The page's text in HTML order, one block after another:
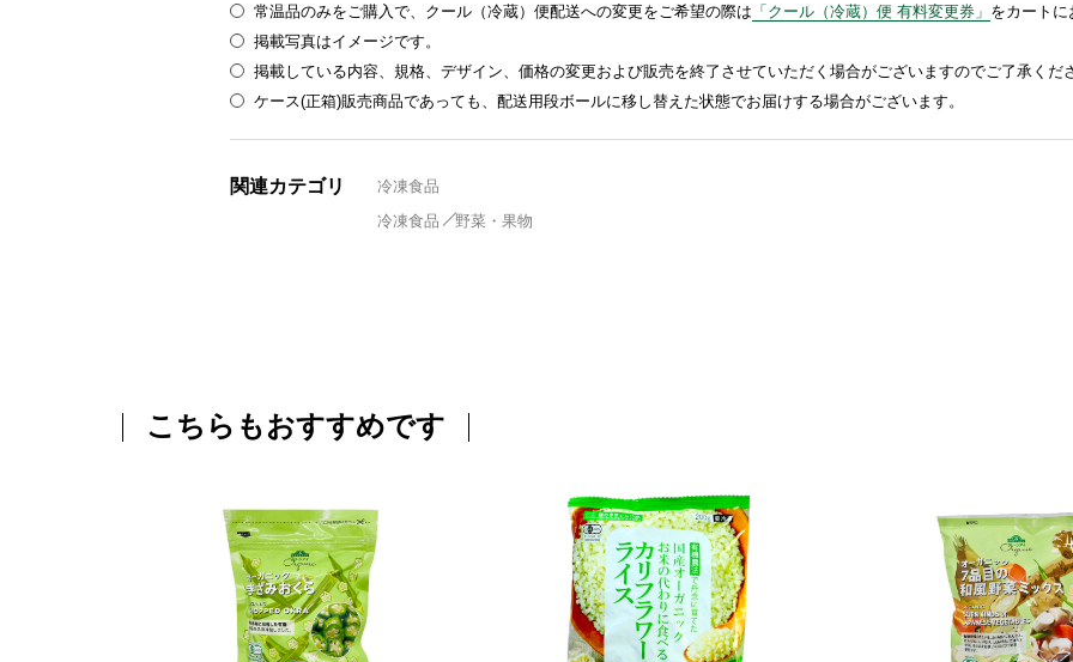
常温品のみをご購入で、クール（冷蔵）便配送への変更をご希望の際は 「クール（冷蔵）便 有料変更券」 をカート
掲載写真はイメージです。
掲載している内容、規格、デザイン、価格の変更および販売を終了させていただく場合がございますのでご了承くだ
ケース(正箱)販売商品であっても、配送用段ボールに移し替えた状態でお届けする場合がございます。
関連カテゴリ
冷凍食品
冷凍食品
野菜・果物
こちらもおすすめです